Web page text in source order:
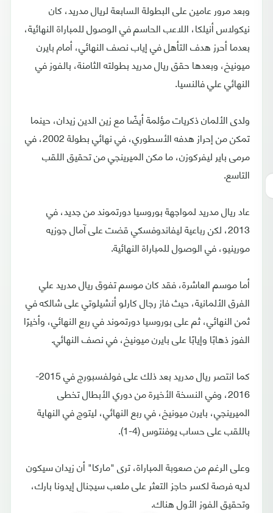
وبعد مرور عامين على البطولة السابعة لريال مدريد، كان
نيكولاس أنيلكا، اللاعب الحاسم في الوصول للمباراة النهائية،
بعدما أحرز هدف التأهل في إياب نصف النهائي، أمام بايرن
ميونيخ، وبعدها حقق ريال مدريد بطولته الثامنة، بالفوز في
النهائي علي فالنسيا.
ولدى الألمان ذكريات مؤلمة أيضًا مع زين الدين زيدان، حينما
تمكن من إحراز هدفه الأسطوري، في نهائي بطولة 2002، في
مرمى باير ليفركوزن، ما مكن الميرينجي من تحقيق اللقب
التاسع.
عاد ريال مدريد لمواجهة بوروسيا دورتموند من جديد، في
2013، لكن رباعية ليفاندوفسكي قضت على آمال جوزيه
مورينيو، في الوصول للمباراة النهائية.
أما موسم العاشرة، فقد كان موسم تفوق ريال مدريد علي
الفرق الألمانية، حيث فاز رجال كارلو أنشيلوتي على شالكه في
ثمن النهائي، ثم على بوروسيا دورتموند في ربع النهائي، وأخيرًا
الفوز ذهابًا وإيابًا على بايرن ميونيخ، في نصف النهائي.
كما انتصر ريال مدريد بعد ذلك على فولفسبورج في 2015-
2016، وفي النسخة الأخيرة من دوري الأبطال تخطى
الميرينجي، بايرن ميونيخ، في ربع النهائي، ليتوج في النهاية
باللقب على حساب يوفنتوس (4-1).
وعلى الرغم من صعوبة المباراة، ترى "ماركا" أن زيدان سيكون
لديه فرصة لكسر حاجز التعثر على ملعب سيجنال إيدونا بارك،
وتحقيق الفوز الأول هناك.